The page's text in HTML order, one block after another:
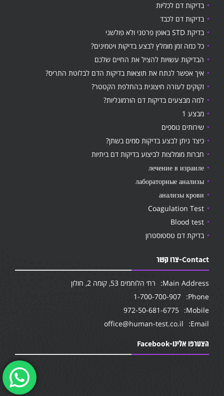
בדיקות דם לכליות
בדיקות דם לכבד
בדיקת STD באופן פרטני ולא פולשני
כל כמה זמן מומלץ לבצע בדיקות ויטמינים?
הבדיקות עשויות להציל את החיים שלכם
איך אפשר לנתח את תוצאות בדיקות הדם לבלוטת התריס?
זקוקים לעזרה חיצונית בהחלפת הקטטר?
למה מבצעים בדיקות דם הורמונליות?
מבצע 1
שירותים נוספים
כיצד ניתן לבצע בדיקות סמים בשתן?
חברות מומלצות לביצוע בדיקות דם ביתיות
лечение в израиле
лабораторные анализы
анализы крови
Coagulation Test
Blood test
בדיקת דם טסטוסטרון
Contact-צרו קשר
Main Address:
רח׳ הלוחמים 53, קומה 2, חולון
Phone:
1-700-700-907
Mobile:
972-50-681-6775
Email:
office@human-test.co.il
הצטרפו אלינו-Facebook